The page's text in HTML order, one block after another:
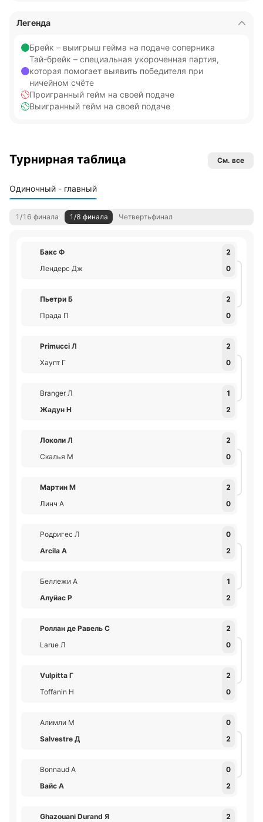
Легенда
Брейк – выигрыш гейма на подаче соперника
Тай-брейк – специальная укороченная партия,
которая помогает выявить победителя при
ничейном счёте
Проигранный гейм на своей подаче
Выигранный гейм на своей подаче
Турнирная таблица См. все
Одиночный - главный
1/16 финала 1/8 финала Четвертьфинал
Бакс Ф
2
Лендерс Дж
0
Пьетри Б
2
Прада П
0
Primucci Л
2
Хаупт Г
0
Branger Л
1
Жадун Н
2
Локоли Л
2
Скалья М
0
Мартин М
2
Линч А
0
Родригес Л
0
Arcila А
2
Беллежи А
1
Алуйас Р
2
Роллан де Равель С
2
Larue Л
0
Vulpitta Г
2
Toffanin Н
0
Алимли М
0
Salvestre Д
2
Bonnaud А
0
Вайс А
2
Ghazouani Durand Я 2